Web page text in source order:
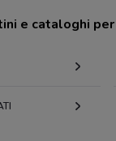
e cataloghi